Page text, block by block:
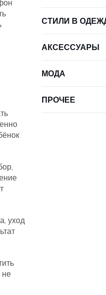
уход
не
СТИЛИ В
АКСЕССУАРЫ
МОДА
ПРОЧЕЕ